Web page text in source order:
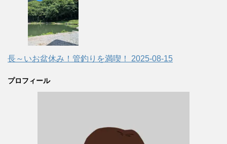
長～いお盆休み！管釣りを満喫！ 2025-08-15
プロフィール